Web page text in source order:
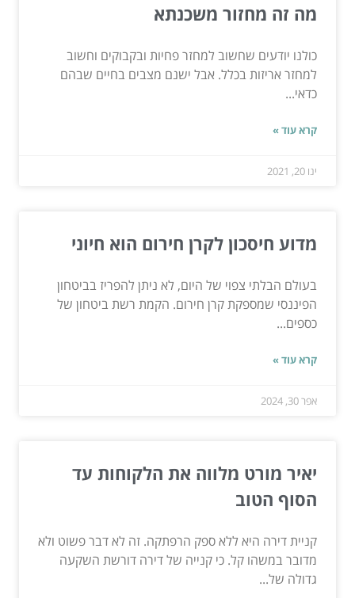
מה זה מחזור משכנתא
כולנו יודעים שחשוב למחזר פחיות ובקבוקים וחשוב
למחזר אריזות בכלל. אבל ישנם מצבים בחיים שבהם
כדאי...
קרא עוד »
ינו 20, 2021
מדוע חיסכון לקרן חירום הוא חיוני
בעולם הבלתי צפוי של היום, לא ניתן להפריז בביטחון
הפיננסי שמספקת קרן חירום. הקמת רשת ביטחון של
כספים...
קרא עוד »
אפר 30, 2024
יאיר מורט מלווה את הלקוחות עד
הסוף הטוב
קניית דירה היא ללא ספק הרפתקה. זה לא דבר פשוט ולא
מדובר במשהו קל. כי קנייה של דירה דורשת השקעה
גדולה של...